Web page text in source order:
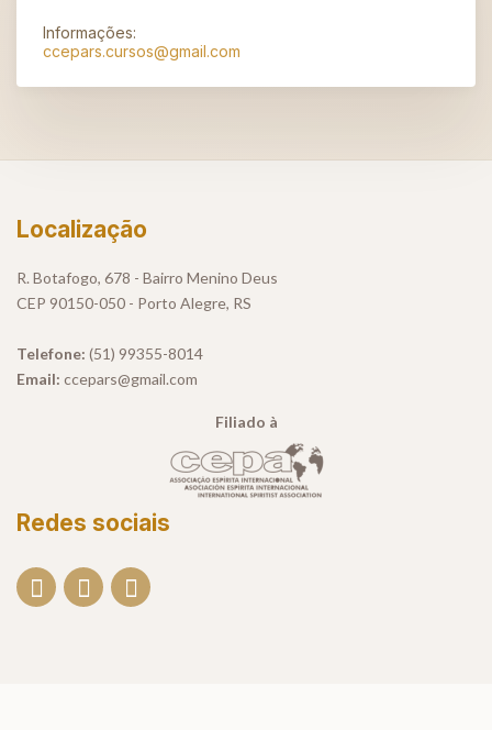
Informações:
ccepars.cursos@gmail.com
Localização
R. Botafogo, 678 - Bairro Menino Deus
CEP 90150-050 - Porto Alegre, RS
Telefone: (51) 99355-8014
Email: ccepars@gmail.com
Filiado à
Redes sociais